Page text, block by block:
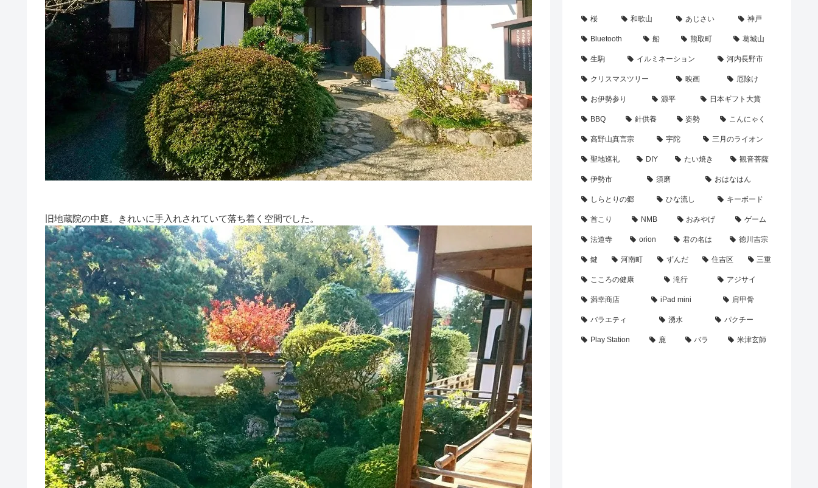
旧地蔵院の中庭。きれいに手入れされていて落ち着く空間でした。
桜 和歌山 あじさい 神戸
Bluetooth 船 熊取町 葛城山
生駒 イルミネーション 河内長野市
クリスマスツリー 映画 厄除け
お伊勢参り 源平 日本ギフト大賞
BBQ 針供養 姿勢 こんにゃく
高野山真言宗 宇陀 三月のライオン
聖地巡礼 DIY たい焼き 観音菩薩
伊勢市 須磨 おはなはん
しらとりの郷 ひな流し キーボード
首こり NMB おみやげ ゲーム
法道寺 orion 君の名は 徳川吉宗
鍵 河南町 ずんだ 住吉区 三重
こころの健康 滝行 アジサイ
満幸商店 iPad mini 肩甲骨
バラエティ 湧水 パクチー
Play Station 鹿 バラ 米津玄師